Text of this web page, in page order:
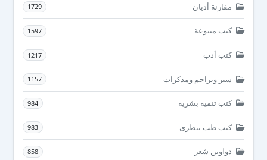
مقارنة أديان 1729
كتب متنوعة 1597
كتب أدب 1217
سير وتراجم ومذكرات 1157
كتب تنمية بشرية 984
كتب طب بيطرى 983
دواوين شعر 858